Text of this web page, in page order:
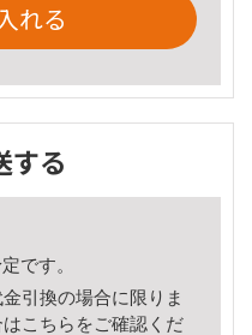
れる
する
です。
引換の場合に限りま
こちら をご確認くだ